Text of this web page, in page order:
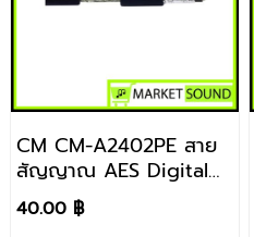
CM CM-A2402PE สาย
สัญญาณ AES Digital
Audio DMX 2 Cores,
24AWG สีม่วง / 1 เมตร
40.00 ฿